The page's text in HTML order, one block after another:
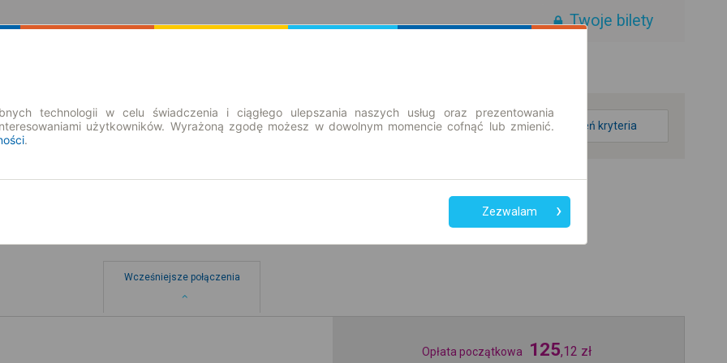
Twoje bilety
zmień kryteria
Wcześniejsze połączenia
Opłata początkowa 125,12 zł
technologii w celu świadczenia i ciągłego ulepszania naszych usług oraz prezentowania
użytkowników. Wyrażoną zgodę możesz w dowolnym momencie cofnąć lub zmienić.
.
Zezwalam